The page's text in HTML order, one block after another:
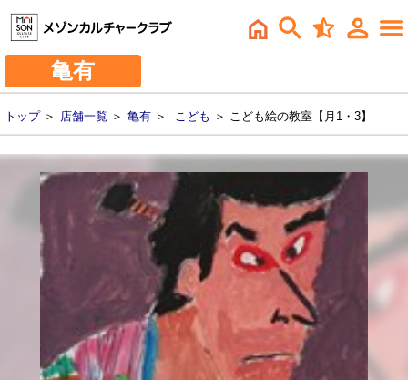
亀有
トップ＞ 店舗一覧 ＞ 亀有 ＞ こども ＞ こども絵の教室【月1・3】